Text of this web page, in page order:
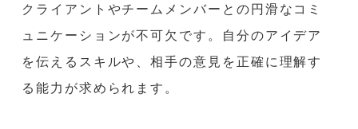
クライアントやチームメンバーとの円滑なコミ
ュニケーションが不可欠です。自分のアイデア
を伝えるスキルや、相手の意見を正確に理解す
る能力が求められます。